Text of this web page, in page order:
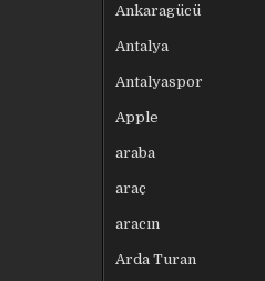
Ankaragücü
Antalya
Antalyaspor
Apple
araba
araç
aracın
Arda Turan